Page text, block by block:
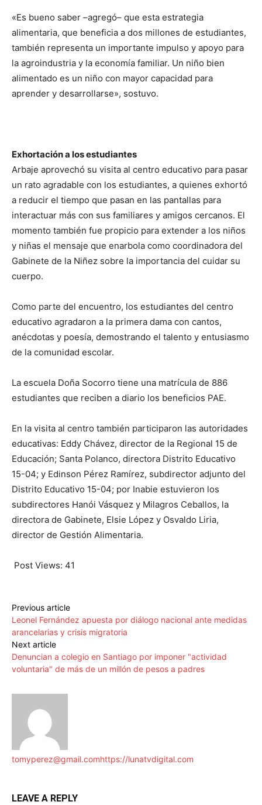
«Es bueno saber –agregó– que esta estrategia
alimentaria, que beneficia a dos millones de estudiantes,
también representa un importante impulso y apoyo para
la agroindustria y la economía familiar. Un niño bien
alimentado es un niño con mayor capacidad para
aprender y desarrollarse», sostuvo.
Exhortación a los estudiantes
Arbaje aprovechó su visita al centro educativo para pasar
un rato agradable con los estudiantes, a quienes exhortó
a reducir el tiempo que pasan en las pantallas para
interactuar más con sus familiares y amigos cercanos. El
momento también fue propicio para extender a los niños
y niñas el mensaje que enarbola como coordinadora del
Gabinete de la Niñez sobre la importancia del cuidar su
cuerpo.
Como parte del encuentro, los estudiantes del centro
educativo agradaron a la primera dama con cantos,
anécdotas y poesía, demostrando el talento y entusiasmo
de la comunidad escolar.
La escuela Doña Socorro tiene una matrícula de 886
estudiantes que reciben a diario los beneficios PAE.
En la visita al centro también participaron las autoridades
educativas: Eddy Chávez, director de la Regional 15 de
Educación; Santa Polanco, directora Distrito Educativo
15-04; y Edinson Pérez Ramírez, subdirector adjunto del
Distrito Educativo 15-04; por Inabie estuvieron los
subdirectores Hanói Vásquez y Milagros Ceballos, la
directora de Gabinete, Elsie López y Osvaldo Liria,
director de Gestión Alimentaria.
Post Views: 41
Previous article
Leonel Fernández apuesta por diálogo nacional ante medidas
arancelarias y crisis migratoria
Next article
Denuncian a colegio en Santiago por imponer "actividad
voluntaria" de más de un millón de pesos a padres
tomyperez@gmail.comhttps://lunatvdigital.com
LEAVE A REPLY